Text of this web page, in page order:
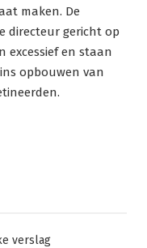
maken. De
directeur gericht op
excessief en staan
opbouwen van
verslag